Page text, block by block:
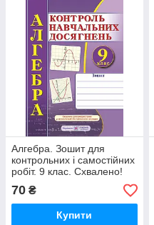
Алгебра. Зошит для
контрольних і самостійних
робіт. 9 клас. Схвалено!
70 ₴
Купити